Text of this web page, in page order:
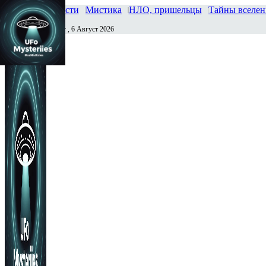
Главная Новости Мистика НЛО, пришельцы Тайны
Сегодня Четверг , 6 Август 2026